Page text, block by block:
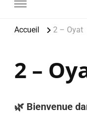
Accueil 2 – Oyat
2 –
🌿 Bienvenue